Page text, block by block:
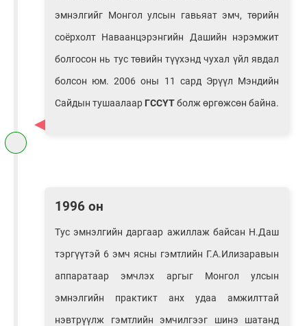
эмнэлгийг Монгол улсын гавьяат эмч, төрийн
соёрхолт Наваанцэрэнгийн Дашийн нэрэмжит
болгосон нь тус төвийн түүхэнд чухал үйл явдал
болсон юм. 2006 оны 11 сард Эрүүл Мэндийн
Сайдын тушаалаар ГССҮТболж өргөжсөн байна.
1996 он
Тус эмнэлгийн даргаар ажиллаж байсан Н.Даш
тэргүүтэй 6 эмч ясны гэмтлийн Г.А.Илизаравын
аппаратаар эмчлэх аргыг Монгол улсын
эмнэлгийн практикт анх удаа амжилттай
нэвтрүүлж гэмтлийн эмчилгээг шинэ шатанд